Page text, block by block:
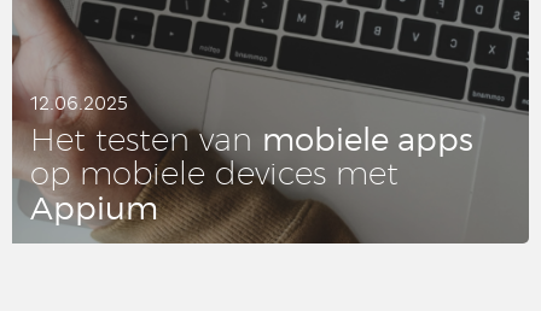
12.06.2025
Het testen van mobiele apps
op mobiele devices met
Appium